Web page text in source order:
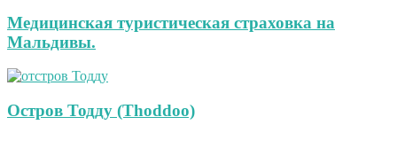
Медицинская туристическая страховка на
Мальдивы.
Остров Тодду (Thoddoo)